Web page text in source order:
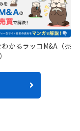
かるラッコM&A（売